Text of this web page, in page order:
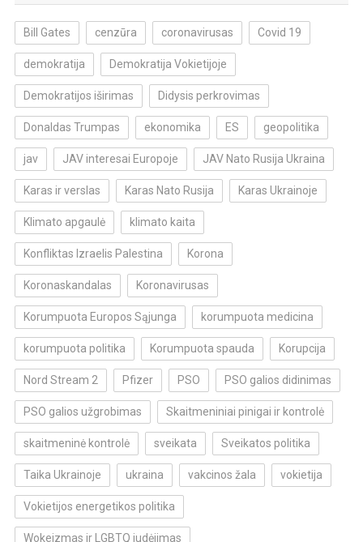
Bill Gates cenzūra coronavirusas Covid 19
demokratija Demokratija Vokietijoje
Demokratijos iširimas Didysis perkrovimas
Donaldas Trumpas ekonomika ES geopolitika
jav JAV interesai Europoje JAV Nato Rusija Ukraina
Karas ir verslas Karas Nato Rusija Karas Ukrainoje
Klimato apgaulė klimato kaita
Konfliktas Izraelis Palestina Korona
Koronaskandalas Koronavirusas
Korumpuota Europos Sąjunga korumpuota medicina
korumpuota politika Korumpuota spauda Korupcija
Nord Stream 2 Pfizer PSO PSO galios didinimas
PSO galios užgrobimas Skaitmeniniai pinigai ir kontrolė
skaitmeninė kontrolė sveikata Sveikatos politika
Taika Ukrainoje ukraina vakcinos žala vokietija
Vokietijos energetikos politika
Wokeizmas ir LGBTQ judėjimas